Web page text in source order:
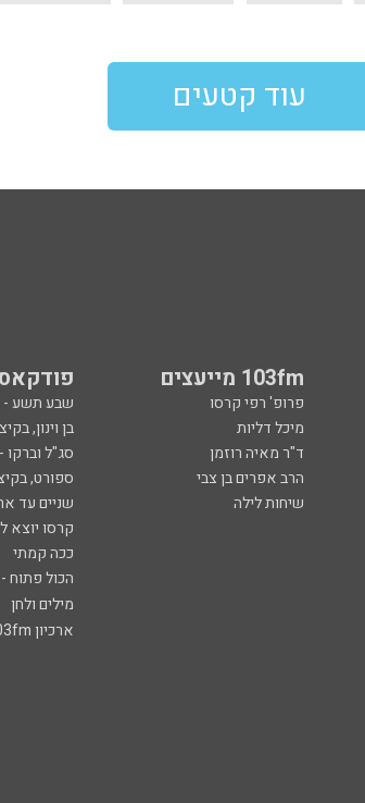
עוד קטעים
103fm מייעצים
פרופ' רפי קרסו שבע תשע -
מיכל דליות בן וינון,
ד"ר מאיה רוזמן סג"ל
הרב אפרים בן צבי ספורט,
שיחות לילה שניים עד
קרסו יוצא
ככה קמתי
הכול פתוח
מילים ולחן
ארכיון 103fm